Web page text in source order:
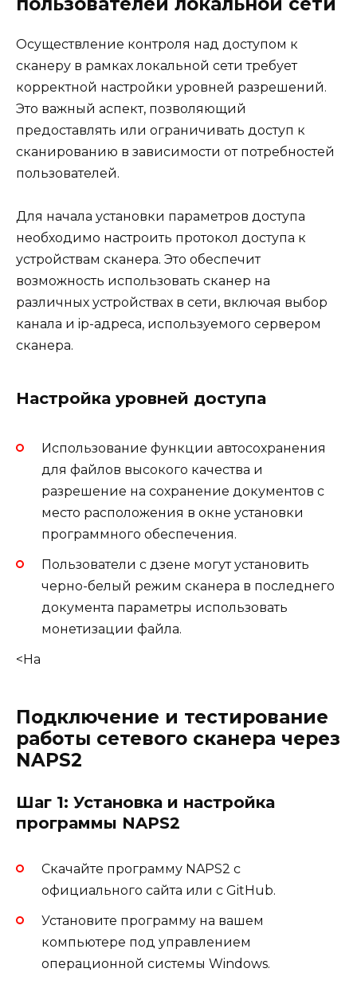
Осуществление контроля над доступом к
сканеру в рамках локальной сети требует
корректной настройки уровней разрешений.
Это важный аспект, позволяющий
предоставлять или ограничивать доступ к
сканированию в зависимости от потребностей
пользователей.
Для начала установки параметров доступа
необходимо настроить протокол доступа к
устройствам сканера. Это обеспечит
возможность использовать сканер на
различных устройствах в сети, включая выбор
канала и ip-адреса, используемого сервером
сканера.
Настройка уровней доступа
Использование функции автосохранения
для файлов высокого качества и
разрешение на сохранение документов с
место расположения в окне установки
программного обеспечения.
Пользователи с дзене могут установить
черно-белый режим сканера в последнего
документа параметры использовать
монетизации файла.
<На
Подключение и тестирование
работы сетевого сканера через
NAPS2
Шаг 1: Установка и настройка
программы NAPS2
Скачайте программу NAPS2 с
официального сайта или с GitHub.
Установите программу на вашем
компьютере под управлением
операционной системы Windows.